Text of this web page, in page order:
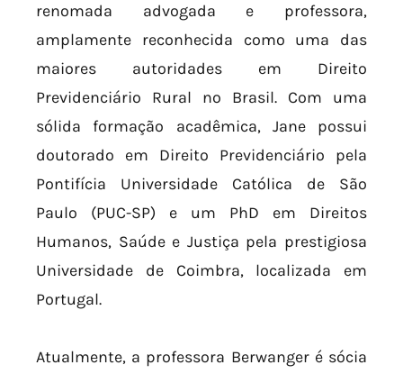
renomada advogada e professora,
amplamente reconhecida como uma das
maiores autoridades em Direito
Previdenciário Rural no Brasil. Com uma
sólida formação acadêmica, Jane possui
doutorado em Direito Previdenciário pela
Pontifícia Universidade Católica de São
Paulo (PUC-SP) e um PhD em Direitos
Humanos, Saúde e Justiça pela prestigiosa
Universidade de Coimbra, localizada em
Portugal.
Atualmente, a professora Berwanger é sócia